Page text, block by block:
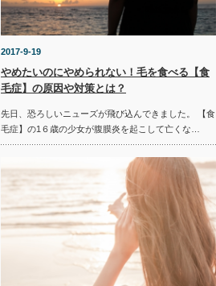
2017-9-19
やめたいのにやめられない！毛を食べる【食
毛症】の原因や対策とは？
先日、恐ろしいニューズが飛び込んできました。 【食
毛症】の1６歳の少女が腹膜炎を起こして亡くな…